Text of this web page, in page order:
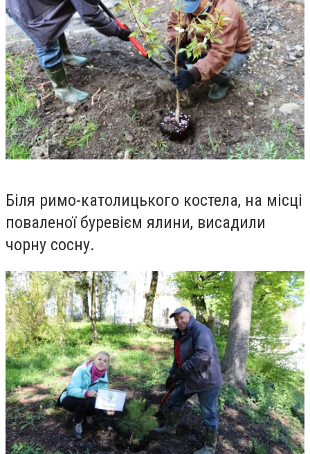
Біля римо-католицького костела, на місці
поваленої буревієм ялини, висадили
чорну сосну.